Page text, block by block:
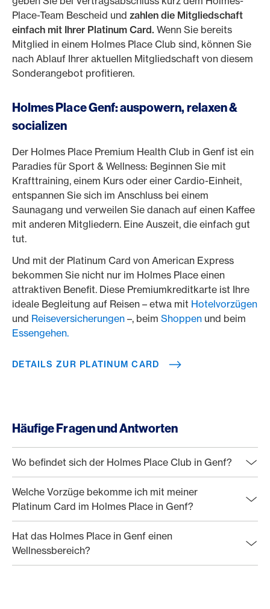
Place-Team Bescheid und zahlen die Mitgliedschaft
einfach mit Ihrer Platinum Card. Wenn Sie bereits
Mitglied in einem Holmes Place Club sind, können Sie
nach Ablauf Ihrer aktuellen Mitgliedschaft von diesem
Sonderangebot profitieren.
Holmes Place Genf: auspowern, relaxen &
socializen
Der Holmes Place Premium Health Club in Genf ist ein
Paradies für Sport & Wellness: Beginnen Sie mit
Krafttraining, einem Kurs oder einer Cardio-Einheit,
entspannen Sie sich im Anschluss bei einem
Saunagang und verweilen Sie danach auf einen Kaffee
mit anderen Mitgliedern. Eine Auszeit, die einfach gut
tut.
Und mit der Platinum Card von American Express
bekommen Sie nicht nur im Holmes Place einen
attraktiven Benefit. Diese Premiumkreditkarte ist Ihre
ideale Begleitung auf Reisen – etwa mit Hotelvorzügen
und Reiseversicherungen –, beim Shoppen und beim
Essengehen.
DETAILS ZUR PLATINUM CARD
Häufige Fragen und Antworten
Wo befindet sich der Holmes Place Club in Genf?
Welche Vorzüge bekomme ich mit meiner
Platinum Card im Holmes Place in Genf?
Hat das Holmes Place in Genf einen
Wellnessbereich?